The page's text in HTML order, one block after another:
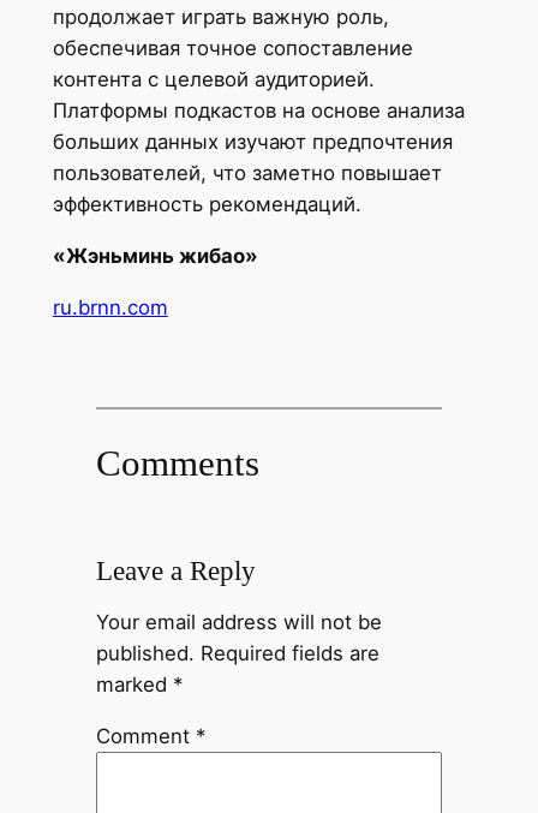
продолжает играть важную роль,
обеспечивая точное сопоставление
контента с целевой аудиторией.
Платформы подкастов на основе анализа
больших данных изучают предпочтения
пользователей, что заметно повышает
эффективность рекомендаций.
«Жэньминь жибао»
ru.brnn.com
Comments
Leave a Reply
Your email address will not be
published. Required fields are
marked *
Comment *